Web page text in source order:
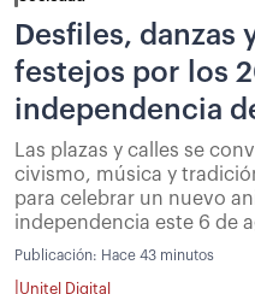
Desfiles,
festejos por los
independencia
Las plazas y calles se
civismo, música y
para celebrar un nuevo
independencia este 6 de
Publicación: Hace 43 minutos
Unitel Digital